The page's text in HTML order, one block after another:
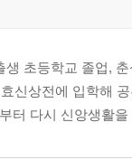
생 초등학교 졸업,
신상전에 입학해
터 다시 신앙생활